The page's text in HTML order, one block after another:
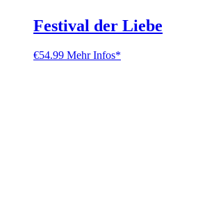
Festival der Liebe
€54.99 Mehr Infos*